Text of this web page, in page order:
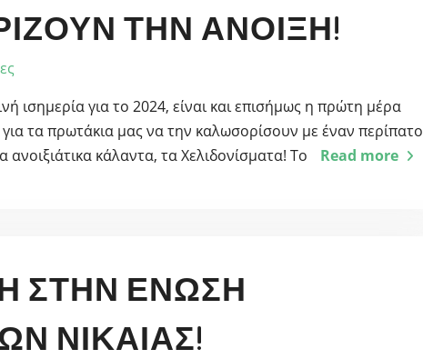
ΤΗΝ ΆΝΟΙΞΗ!
ισημερία για το 2024, είναι και επισήμως η πρώτη μέρα
για τα πρωτάκια μας να την καλωσορίσουν με έναν περίπατο
κάλαντα, τα Χελιδονίσματα! Το
Read more
ΣΤΗΝ ΈΝΩΣΗ
ΝΊΚΑΙΑΣ!